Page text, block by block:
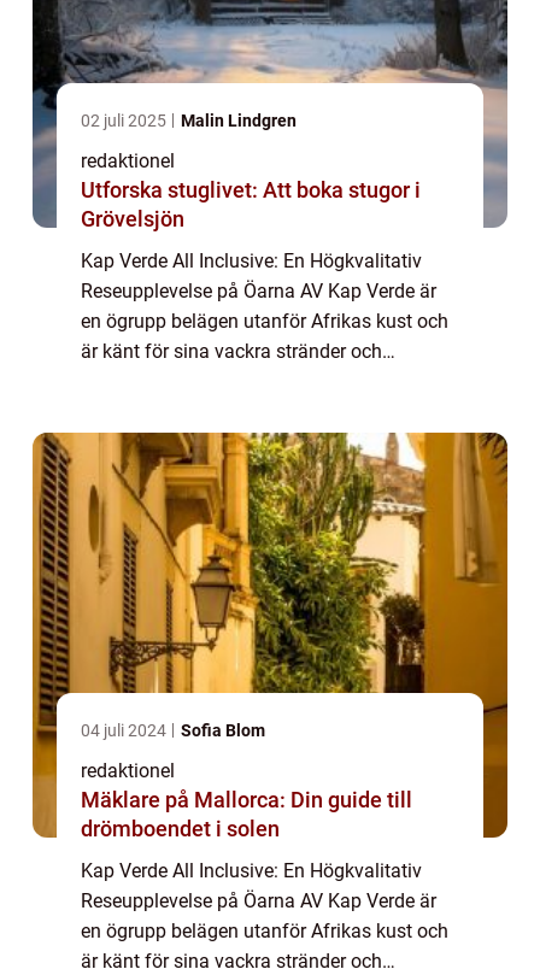
02 juli 2025 Malin Lindgren
redaktionel
Utforska stuglivet: Att boka stugor i
Grövelsjön
Kap Verde All Inclusive: En Högkvalitativ
Reseupplevelse på Öarna AV Kap Verde är
en ögrupp belägen utanför Afrikas kust och
är känt för sina vackra stränder och
genom...
04 juli 2024 Sofia Blom
redaktionel
Mäklare på Mallorca: Din guide till
drömboendet i solen
Kap Verde All Inclusive: En Högkvalitativ
Reseupplevelse på Öarna AV Kap Verde är
en ögrupp belägen utanför Afrikas kust och
är känt för sina vackra stränder och